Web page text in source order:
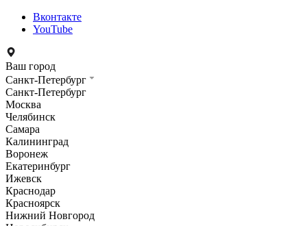
Вконтакте
YouTube
Ваш город
Санкт-Петербург
Санкт-Петербург
Москва
Челябинск
Самара
Калининград
Воронеж
Екатеринбург
Ижевск
Краснодар
Красноярск
Нижний Новгород